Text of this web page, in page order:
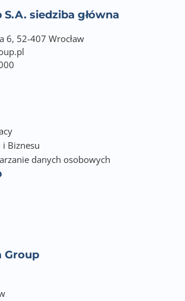
siedziba główna
6, 52-407 Wrocław
i Biznesu
danych osobowych
Group